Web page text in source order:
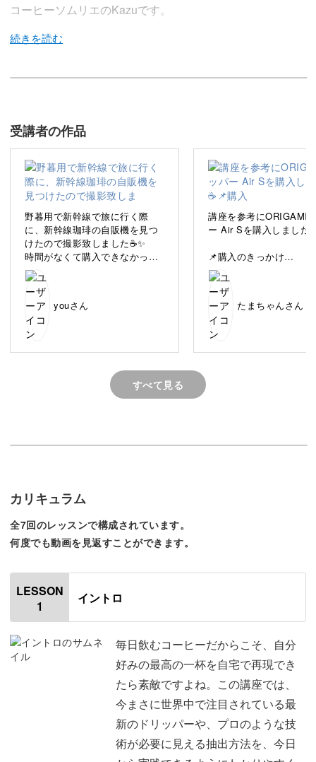
コーヒーソムリエのKazuです。
最新のドリッパーから懐かしの抽出方法まで、幅広くご紹
介していきますよ。
毎日飲むコーヒーだからこそ、自分好みの一杯を見つける
時間も楽しんでいただけたら嬉しいです。
一緒に、コーヒーの奥深い世界を体験していきましょう。
4つの方法で見つける至福の一杯
のがありますよね。
方におすすめしたい、4つの方法をご紹介していきます。
学べるのは、
✓最新ドリッパーによる透過式ドリップ
✓昭和レトロなサイフォン（浸漬式）
✓手軽でクリアなエアロプレス
✓進化系コーヒーメーカーの活用
といった、多彩な抽出スタイル。
受講者の作品
野暮用で新幹線で旅に行く際
に、新幹線珈琲の自販機を見つ
けたので撮影致しました☕✨
時間がなくて購入できなかった
です😭次回は購入したいと思い
ます👍✨
【HOT】
★Dr.イエローブレンド/酸味強め
のソフトコクは真ん中
★カフェインレス/97%カット！
★ひかりブレンド/苦味強めのソ
★のぞみブレンド/苦味強めのコ
ラッシュコーン入り）
☆ココア（ホイップトッピング
☆抹茶ラテ（ショコラトッピン
グ有）
【ICE】
★アイスブレンド/苦味強めのコ
★カフェインレス/97%カット！
☆抹茶ラテ
☆抹茶ショコラ
●HOTは、『ビッグカップ』と
『ジャンボカップ』ありでし
youさん
講座を参考にORIGAMI
ー Air Sを購入しました
📌購入のきっかけ
講座で、「ウェーブ」と
い」両方のフィルターが
と知ったことです。
📌サイズ選びの決め手
以前のライブ配信での「
パーは大は小を兼ねない
くださり、とても勉強に
たまちゃんさん
すべて見る
カリキュラム
全7回のレッスンで構成されています。
何度でも動画を見返すことができます。
LESSON
1
イントロ
毎日飲むコーヒーだからこそ、自分
好みの最高の一杯を自宅で再現でき
たら素敵ですよね。この講座では、
今まさに世界中で注目されている最
新のドリッパーや、プロのような技
術が必要に見える抽出方法を、今日